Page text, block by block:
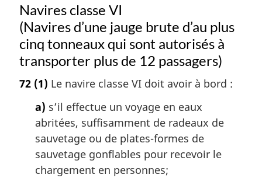
Navires classe VI
(Navires d’une jauge brute d’au plus
cinq tonneaux qui sont autorisés à
transporter plus de 12 passagers)
72 (1) Le navire classe VI doit avoir à bord :
a) s’il effectue un voyage en eaux
abritées, suffisamment de radeaux de
sauvetage ou de plates-formes de
sauvetage gonflables pour recevoir le
chargement en personnes;